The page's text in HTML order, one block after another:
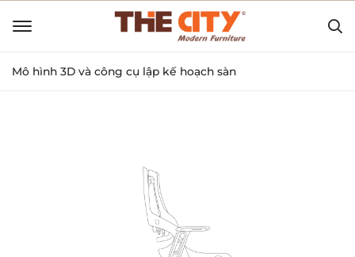
Mô hình 3D và công cụ lập kế hoạch sàn